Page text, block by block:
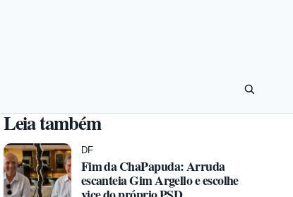
Leia também
DF
Fim da ChaPapuda: Arruda
escanteia Gim Argello e escolhe